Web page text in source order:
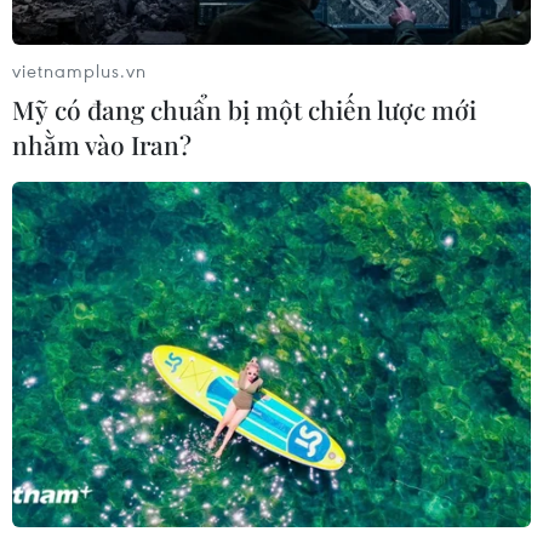
03/08/2026 05:01
Nhận định Campuchia vs
Timor Leste: Trận chiến vì 3 điểm
danh dự cho "Các chiến binh
Angkor"
03/08/2026 03:30
ASEAN Cup 2026: Đội tuyển Việt
Nam sẵn sàng cho đại chiến ở "chảo
lửa" Pakansari
03/08/2026 03:13
Lịch thi đấu ASEAN Cup 2026 ngày
vietnamplus.vn
Mỹ có đang chuẩn bị một chiến lược mới
nhằm vào Iran?